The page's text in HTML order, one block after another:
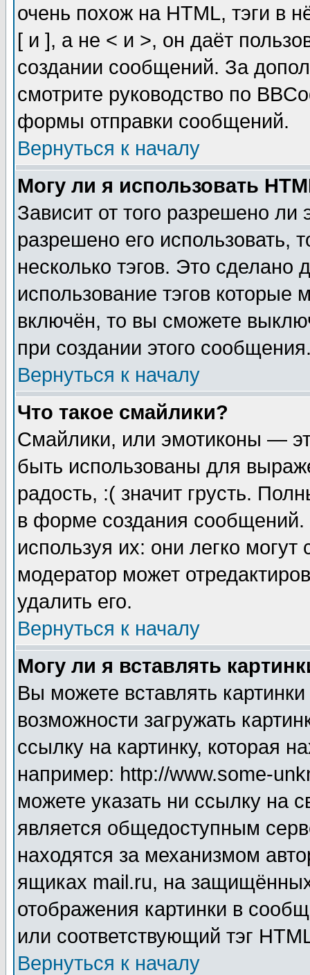
очень похож на HTML, тэги в
[ и ], а не < и >, он даёт
создании сообщений. За
смотрите руководство по
формы отправки сообщений.
Вернуться к началу
Могу ли я использовать
Зависит от того разрешено
разрешено его использовать,
несколько тэгов. Это сделано
использование тэгов
включён, то вы сможете
при создании этого
Вернуться к началу
Что такое смайлики?
Смайлики, или эмотиконы —
быть использованы для
радость, :( значит грусть.
в форме создания сообщений.
используя их: они легко
модератор может
удалить его.
Вернуться к началу
Могу ли я вставлять
Вы можете вставлять
возможности загружать
ссылку на картинку, которая
например: http://www.some-
можете указать ни ссылку на
является общедоступным
находятся за механизмом
ящиках mail.ru, на
отображения картинки в
или соответствующий тэг
Вернуться к началу